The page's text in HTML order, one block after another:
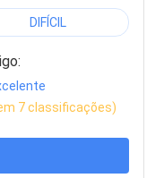
DIFÍCIL
7classificações)